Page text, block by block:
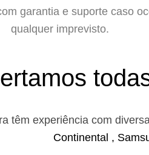
garantia e suporte caso
qualquer imprevisto.
têm experiência com
Continental ,